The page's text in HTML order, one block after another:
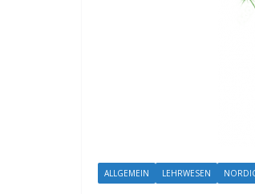
ALLGEMEIN LEHRWESEN